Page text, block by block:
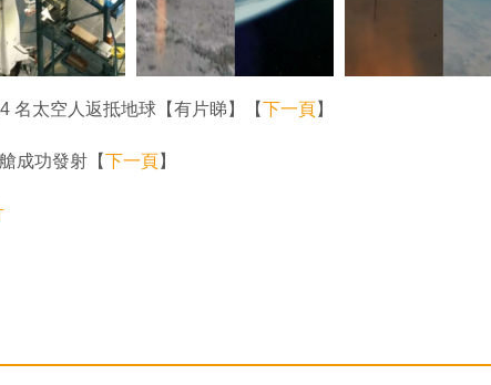
名太空人返抵地球【有片睇】【下一頁】
成功發射【下一頁】